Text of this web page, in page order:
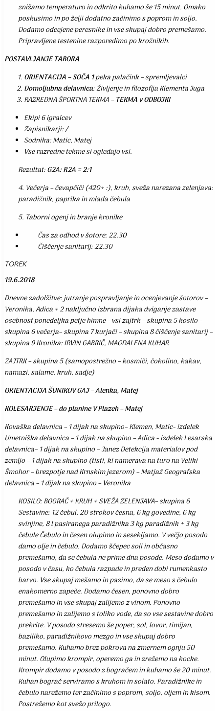
znižamo temperaturo in odkrito kuhamo še 15 minut. Omako
poskusimo in po želji dodatno začinimo s poprom in soljo.
Dodamo odcejene peresnike in vse skupaj dobro premešamo.
Pripravljene testenine razporedimo po krožnikih.
POSTAVLJANJE TABORA
ORIENTACIJA – SOČA 1peka palačink – spremljevalci
Domoljubna delavnica: Življenje in filozofija Klementa Juga
RAZREDNA ŠPORTNA TEKMA –TEKMA v ODBOJKI
Ekipi 6 igralcev
Zapisnikarji: /
Sodnika: Matic, Matej
Vse razredne tekme si ogledajo vsi.
Rezultat:G2A: R2A = 2:1
4. Večerja – čevapčiči (420+ :), kruh, sveža narezana zelenjava:
paradižnik, paprika in mlada čebula
5. Taborni ogenj in branje kronike
Čas za odhod v šotore: 22.30
Čiščenje sanitarij: 22.30
TOREK
19.6.2018
Dnevne zadolžitve: jutranje pospravljanje in ocenjevanje šotorov –
Veronika, Adica + 2 naključno izbrana dijaka dviganje zastave
osebnost ponedeljka petje himne - vsi zajtrk – skupina 5 kosilo –
skupina 6 večerja– skupina 7 kurjači – skupina 8 čiščenje sanitarij –
skupina 9 Kronika: IRVIN GABRIČ, MAGDALENA KUHAR
ZAJTRK – skupina 5 (samopostrežno – kosmiči, čokolino, kakav,
namazi, salame, kruh, sadje)
ORIENTACIJA ŠUNIKOV GAJ – Alenka, Matej
KOLESARJENJE – do planine V Plazeh – Matej
Kovaška delavnica – 1 dijak na skupino– Klemen, Matic- izdelek
Umetniška delavnica – 1 dijak na skupino – Adica - izdelek Lesarska
delavnica– 1 dijak na skupino – Janez Detekcija materialov pod
zemljo – 1 dijak na skupino (tisti, ki namerava na turo na Veliki
Šmohor – brezpotje nad Krnskim jezerom) – Matjaž Geografska
delavnica – 1 dijak na skupino – Veronika
KOSILO: BOGRAČ + KRUH + SVEŽA ZELENJAVA– skupina 6
Sestavine: 12 čebul, 20 strokov česna, 6 kg govedine, 6 kg
svinjine, 8 l pasiranega paradižnika 3 kg paradižnik + 3 kg
čebule Čebulo in česen olupimo in sesekljamo. V večjo posodo
damo olje in čebulo. Dodamo ščepec soli in občasno
premešamo, da se čebula ne prime dna posode. Meso dodamo v
posodo v času, ko čebula razpade in preden dobi rumenkasto
barvo. Vse skupaj mešamo in pazimo, da se meso s čebulo
enakomerno zapeče. Dodamo česen, ponovno dobro
premešamo in vse skupaj zalijemo z vinom. Ponovno
premešamo in zalijemo s toliko vode, da so vse sestavine dobro
prekrite. V posodo stresemo še poper, sol, lovor, timijan,
baziliko, paradižnikovo mezgo in vse skupaj dobro
premešamo. Kuhamo brez pokrova na zmernem ognju 50
minut. Olupimo krompir, operemo ga in zrežemo na kocke.
Krompir dodamo v posodo z bogračem in kuhamo še 20 minut.
Kuhan bograč serviramo s kruhom in solato. Paradižnike in
čebulo narežemo ter začinimo s poprom, soljo, oljem in kisom.
Postrežemo kot svežo prilogo.